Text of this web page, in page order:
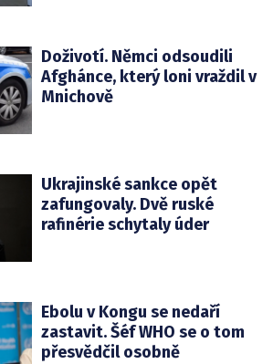
Doživotí. Němci odsoudili
Afghánce, který loni vraždil v
Mnichově
Ukrajinské sankce opět
zafungovaly. Dvě ruské
rafinérie schytaly úder
Ebolu v Kongu se nedaří
zastavit. Šéf WHO se o tom
přesvědčil osobně